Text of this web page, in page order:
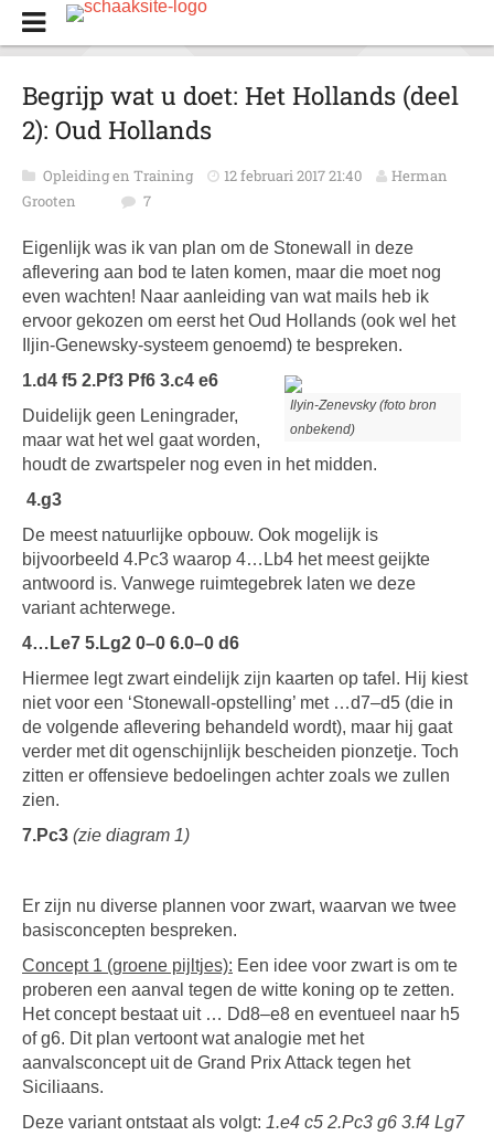
Begrijp wat u doet: Het Hollands (deel
2): Oud Hollands
Opleiding en Training 12 februari 2017 21:40
Herman
Grooten
7
Eigenlijk was ik van plan om de Stonewall in deze
aflevering aan bod te laten komen, maar die moet nog
even wachten! Naar aanleiding van wat mails heb ik
ervoor gekozen om eerst het Oud Hollands (ook wel het
Iljin-Genewsky-systeem genoemd) te bespreken.
Ilyin-Zenevsky (foto bron
onbekend)
1.d4 f5 2.Pf3 Pf6 3.c4 e6
Duidelijk geen Leningrader,
maar wat het wel gaat worden,
houdt de zwartspeler nog even in het midden.
4.g3
De meest natuurlijke opbouw. Ook mogelijk is
bijvoorbeeld 4.Pc3 waarop 4…Lb4 het meest geijkte
antwoord is. Vanwege ruimtegebrek laten we deze
variant achterwege.
4…Le7 5.Lg2 0–0 6.0–0 d6
Hiermee legt zwart eindelijk zijn kaarten op tafel. Hij kiest
niet voor een ‘Stonewall-opstelling’ met …d7–d5 (die in
de volgende aflevering behandeld wordt), maar hij gaat
verder met dit ogenschijnlijk bescheiden pion­zetje. Toch
zitten er offensieve bedoelingen achter zoals we zullen
zien.
7.Pc3 (zie diagram 1)
Er zijn nu diverse plannen voor zwart, waarvan we twee
basisconcepten bespreken.
Concept 1 (groene pijltjes): Een idee voor zwart is om te
proberen een aanval tegen de witte koning op te zetten.
Het concept bestaat uit … Dd8–e8 en eventueel naar h5
of g6. Dit plan vertoont wat analogie met het
aanvalsconcept uit de Grand Prix Attack tegen het
Siciliaans.
Deze variant ontstaat als volgt: 1.e4 c5 2.Pc3 g6 3.f4 Lg7